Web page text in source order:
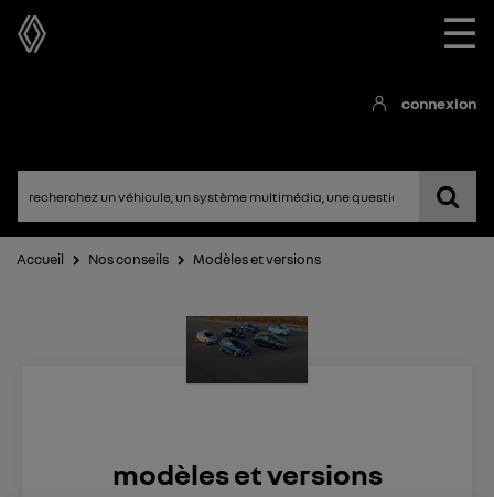
☰
connexion
Accueil Nos conseils Modèles et versions
modèles et versions